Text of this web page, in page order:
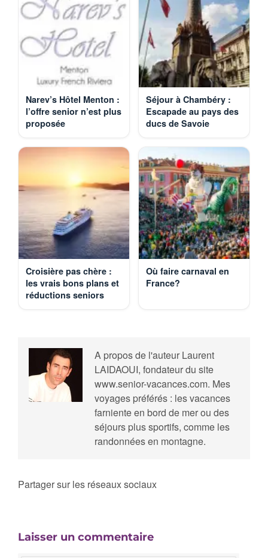
Narev’s Hôtel Menton :
l’offre senior n’est plus
proposée
Séjour à Chambéry :
Escapade au pays des
ducs de Savoie
Croisière pas chère :
les vrais bons plans et
réductions seniors
Où faire carnaval en
France?
A propos de l'auteur Laurent
LAIDAOUI, fondateur du site
www.senior-vacances.com. Mes
voyages préférés : les vacances
farniente en bord de mer ou des
séjours plus sportifs, comme les
randonnées en montagne.
Partager sur les réseaux sociaux
Laisser un commentaire